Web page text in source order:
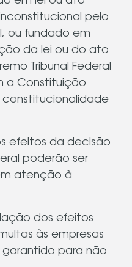
pelo
ou fundado em
da lei ou do ato
Tribunal Federal
a Constituição
efeitos da decisão
poderão ser
atenção à
dos efeitos
às empresas
para não